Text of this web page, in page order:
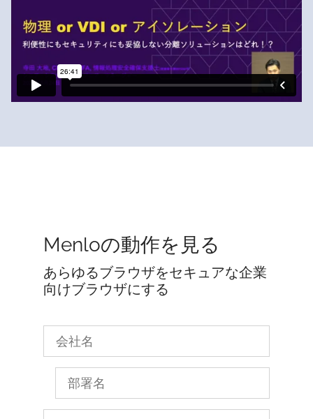
Menloの動作を見る
あらゆるブラウザをセキュアな企業
向けブラウザにする